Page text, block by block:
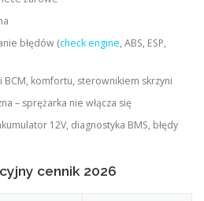
błędów (check engine, ABS, ESP,
BCM, komfortu, sterownikiem skrzyni
– sprężarka nie włącza się
12V, diagnostyka BMS, błędy
cennik 2026